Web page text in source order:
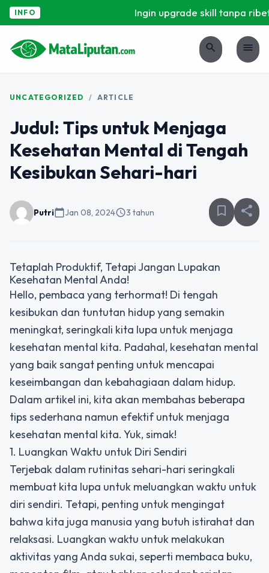
INFO Ingin upgrade skill tanpa
search menu
UNCATEGORIZED / ARTICLE
Judul: Tips untuk Menjaga
Kesehatan Mental di Tengah
Kesibukan Sehari-hari
Putricalendar_todayJan 08, 2024schedule3 tahun bookmark_border share
Tetaplah Produktif, Tetapi Jangan Lupakan
Kesehatan Mental Anda!
Hello, pembaca yang terhormat! Di tengah
kesibukan dan tuntutan hidup yang semakin
meningkat, seringkali kita lupa untuk menjaga
kesehatan mental kita. Padahal, kesehatan mental
yang baik sangat penting untuk mencapai
keseimbangan dan kebahagiaan dalam hidup.
Dalam artikel ini, kita akan membahas beberapa
tips sederhana namun efektif untuk menjaga
kesehatan mental kita. Yuk, simak!
1. Luangkan Waktu untuk Diri Sendiri
Terjebak dalam rutinitas sehari-hari seringkali
membuat kita lupa untuk meluangkan waktu untuk
diri sendiri. Tetapi, penting untuk mengingat
bahwa kita juga manusia yang butuh istirahat dan
relaksasi. Luangkan waktu untuk melakukan
aktivitas yang Anda sukai, seperti membaca buku,